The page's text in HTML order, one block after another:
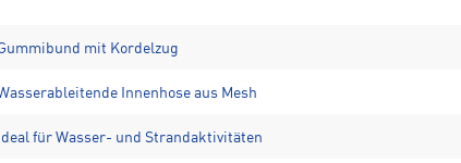
mit Kordelzug
Innenhose aus Mesh
Ideal für Wasser- und Strandaktivitäten